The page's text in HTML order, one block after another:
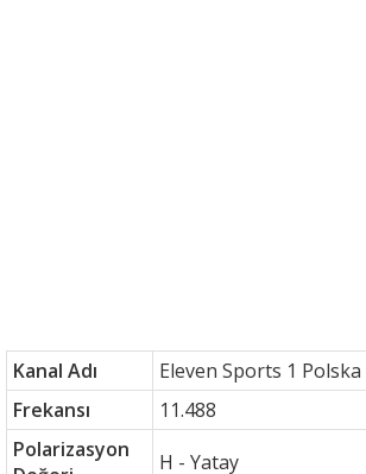
Kanal Adı
Eleven Sports 1 Polska
Frekansı
11.488
Polarizasyon
H - Yatay